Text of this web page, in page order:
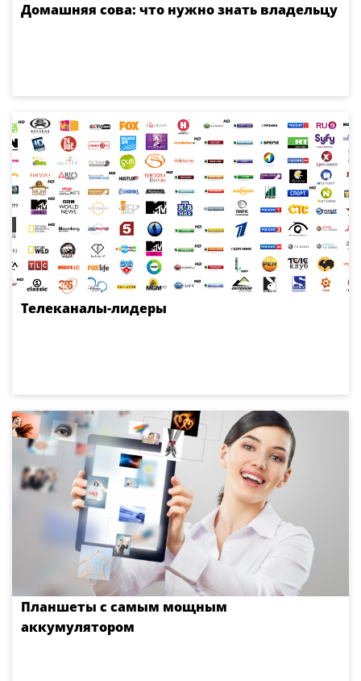
Домашняя сова: что нужно знать владельцу
Телеканалы-лидеры
Планшеты с самым мощным
аккумулятором